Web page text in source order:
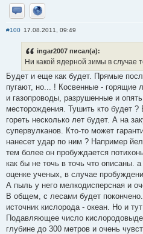
Отправить личное сообщение
Сайт
#100 17.08.2011, 09:49
ingar2007 писал(а):
Ни какой ядерной зимы в случае
Будет и еще как будет. Прямые
пугают, но... ! Косвенные - горящие
и газопроводы, разрушенные и
месторождения. Тушить кто будет
гореть несколько лет будет. А на
супервулканов. Кто-то может
нанесет удар по ним ? Например
тем более он пробуждается
как бы не точь в точь что описаны.
оценке ученых, в случае
А пыль у него мелкодисперсная и
В общем, с лесами будет
источник кислорода - океан. Но и
Подавляющее число
глубине до 300 метров и очень